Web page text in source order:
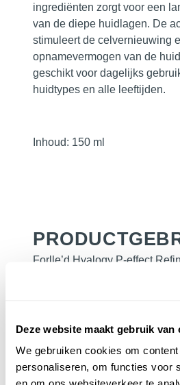
Deze website maakt gebruik van
We gebruiken cookies om
personaliseren, om functies voor
ingrediënten zorgt voor een
van de diepe huidlagen. De
stimuleert de celvernieuwing
opnamevermogen van de
geschikt voor dagelijks
huidtypes en alle leeftijden.
Inhoud: 150 ml
Forlle’d Hyalogy P-effect
Gebruik een hoeveelheid ter